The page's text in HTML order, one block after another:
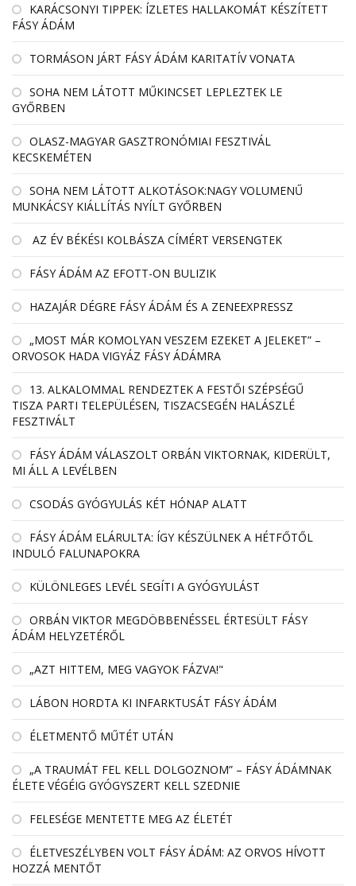
KARÁCSONYI TIPPEK: ÍZLETES HALLAKOMÁT KÉSZÍTETT
FÁSY ÁDÁM
TORMÁSON JÁRT FÁSY ÁDÁM KARITATÍV VONATA
SOHA NEM LÁTOTT MŰKINCSET LEPLEZTEK LE
GYŐRBEN
OLASZ-MAGYAR GASZTRONÓMIAI FESZTIVÁL
KECSKEMÉTEN
SOHA NEM LÁTOTT ALKOTÁSOK:NAGY VOLUMENŰ
MUNKÁCSY KIÁLLÍTÁS NYÍLT GYŐRBEN
AZ ÉV BÉKÉSI KOLBÁSZA CÍMÉRT VERSENGTEK
FÁSY ÁDÁM AZ EFOTT-ON BULIZIK
HAZAJÁR DÉGRE FÁSY ÁDÁM ÉS A ZENEEXPRESSZ
„MOST MÁR KOMOLYAN VESZEM EZEKET A JELEKET” –
ORVOSOK HADA VIGYÁZ FÁSY ÁDÁMRA
13. ALKALOMMAL RENDEZTEK A FESTŐI SZÉPSÉGŰ
TISZA PARTI TELEPÜLÉSEN, TISZACSEGÉN HALÁSZLÉ
FESZTIVÁLT
FÁSY ÁDÁM VÁLASZOLT ORBÁN VIKTORNAK, KIDERÜLT,
MI ÁLL A LEVÉLBEN
CSODÁS GYÓGYULÁS KÉT HÓNAP ALATT
FÁSY ÁDÁM ELÁRULTA: ÍGY KÉSZÜLNEK A HÉTFŐTŐL
INDULÓ FALUNAPOKRA
KÜLÖNLEGES LEVÉL SEGÍTI A GYÓGYULÁST
ORBÁN VIKTOR MEGDÖBBENÉSSEL ÉRTESÜLT FÁSY
ÁDÁM HELYZETÉRŐL
„AZT HITTEM, MEG VAGYOK FÁZVA!"
LÁBON HORDTA KI INFARKTUSÁT FÁSY ÁDÁM
ÉLETMENTŐ MŰTÉT UTÁN
„A TRAUMÁT FEL KELL DOLGOZNOM” – FÁSY ÁDÁMNAK
ÉLETE VÉGÉIG GYÓGYSZERT KELL SZEDNIE
FELESÉGE MENTETTE MEG AZ ÉLETÉT
ÉLETVESZÉLYBEN VOLT FÁSY ÁDÁM: AZ ORVOS HÍVOTT
HOZZÁ MENTŐT